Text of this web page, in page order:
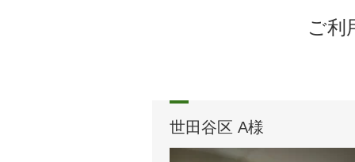
ご利
世田谷区 A様